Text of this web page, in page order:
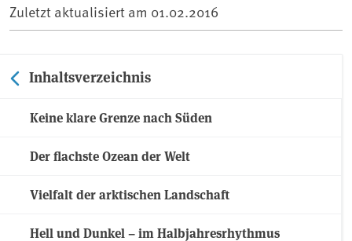
Zuletzt aktualisiert am 01.02.2016
Inhaltsverzeichnis
Keine klare Grenze nach Süden
Der flachste Ozean der Welt
Vielfalt der arktischen Landschaft
Hell und Dunkel – im Halbjahresrhythmus